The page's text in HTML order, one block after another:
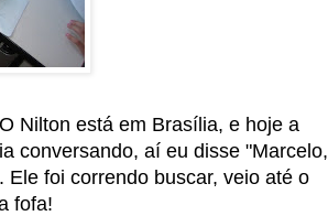
Nilton está em Brasília, e hoje a
conversando, aí eu disse "Marcelo,
foi correndo buscar, veio até o
fofa!